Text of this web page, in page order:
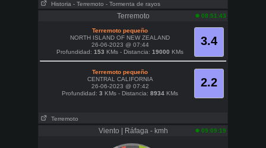
Historia - Terremoto - Tormenta de rayos
Terremoto 08:51:43
3.4
Terremoto pequeño
NORTH ISLAND OF NEW ZEALAND
26-06-2023 @ 07:44
Profundidad: 153 KMs - Distancia: 19000 KMs
2.2
Terremoto pequeño
CENTRAL CALIFORNIA
26-06-2023 @ 07:42
Profundidad: 3 KMs - Distancia: 8934 KMs
Terremoto
Viento | Ráfaga - kmh 09:09:19